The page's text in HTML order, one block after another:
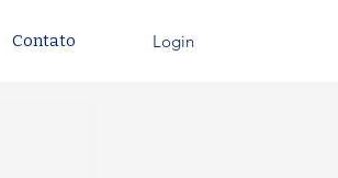
Contato Login